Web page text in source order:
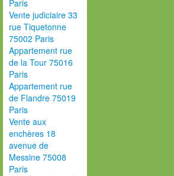
Paris
Vente judiciaire 33
rue Tiquetonne
75002 Paris
Appartement rue
de la Tour 75016
Paris
Appartement rue
de Flandre 75019
Paris
Vente aux
enchères 18
avenue de
Messine 75008
Paris